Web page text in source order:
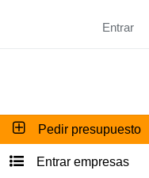
Entrar
Pedir presupuesto
Entrar empresas